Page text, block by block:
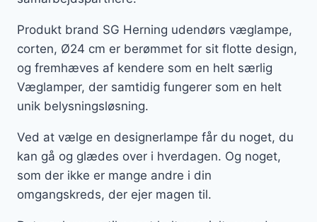
Produkt brand SG Herning udendørs væglampe,
corten, Ø24 cm er berømmet for sit flotte design,
og fremhæves af kendere som en helt særlig
Væglamper, der samtidig fungerer som en helt
unik belysningsløsning.
Ved at vælge en designerlampe får du noget, du
kan gå og glædes over i hverdagen. Og noget,
som der ikke er mange andre i din
omgangskreds, der ejer magen til.